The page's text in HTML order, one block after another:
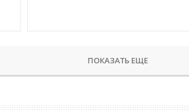
ПОКАЗАТЬ ЕЩЕ